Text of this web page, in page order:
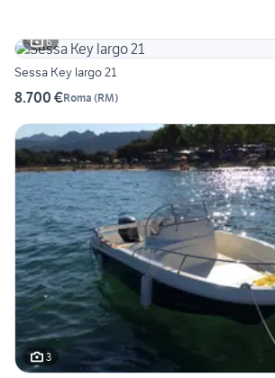
6
Sessa Key largo 21
8.700 €Roma (RM)
3